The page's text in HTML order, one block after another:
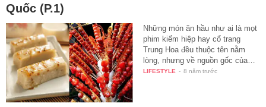
Quốc (P.1)
Những món ăn hầu như ai là mọt
phim kiếm hiệp hay cổ trang
Trung Hoa đều thuộc tên nằm
lòng, nhưng về nguồn gốc của…
LIFESTYLE - 8 năm trước